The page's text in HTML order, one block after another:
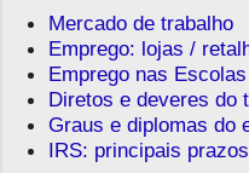
Mercado de trabalho
Emprego: lojas /
Emprego nas
Diretos e deveres do
Graus e diplomas do
IRS: principais